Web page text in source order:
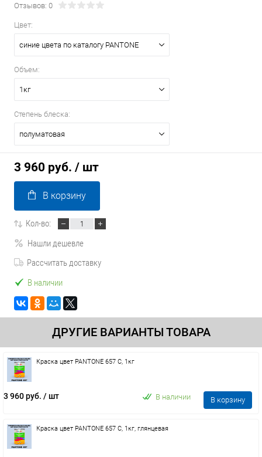
Отзывов: 0
Цвет:
синие цвета по каталогу PANTONE
Объем:
1кг
Степень блеска:
полуматовая
3 960 руб. / шт
В корзину
Кол-во:
Нашли дешевле
Рассчитать доставку
В наличии
ДРУГИЕ ВАРИАНТЫ ТОВАРА
Краска цвет PANTONE 657 C, 1кг
3 960 руб. / шт В наличии В корзину
Краска цвет PANTONE 657 C, 1кг, глянцевая